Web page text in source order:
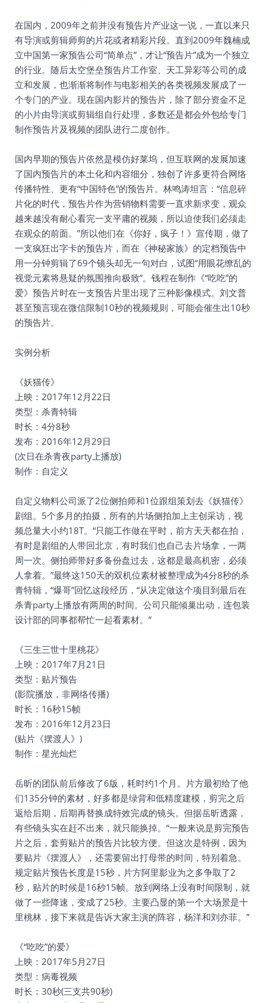
在国内，2009年之前并没有预告片产业这一说，一直以来只
有导演或剪辑师剪的片花或者精彩片段。直到2009年魏楠成
立中国第一家预告公司“简单点”，才让“预告片”成为一个独立
的行业。随后太空堡垒预告片工作室、天工异彩等公司的成
立和发展，也渐渐将制作与电影相关的各类视频发展成了一
个专门的产业。现在国内影片的预告片，除了部分资金不足
的小片由导演或剪辑组自行处理，多数还是都会外包给专门
制作预告片及视频的团队进行二度创作。
国内早期的预告片依然是模仿好莱坞，但互联网的发展加速
了国内预告片的本土化和内容细分，独创了许多更符合网络
传播特性、更有“中国特色”的预告片。林鸣涛坦言：“信息碎
片化的时代，预告片作为营销物料需要一直求新求变，观众
越来越没有耐心看完一支平庸的视频，所以迫使我们必须走
在观众的前面。”所以他们在《你好，疯子！》宣传期，做了
一支疯狂出字卡的预告片，而在《神秘家族》的定档预告中
用一分钟剪辑了69个镜头却无一句对白，试图“用眼花缭乱的
视觉元素将悬疑的氛围推向极致”。钱程在制作《“吃吃”的
爱》预告片时在一支预告片里出现了三种影像模式。刘文普
甚至预言现在微信限制10秒的视频规则，可能会催生出10秒
的预告片。
实例分析
《妖猫传》
上映：2017年12月22日
类型：杀青特辑
时长：4分8秒
发布：2016年12月29日
(次日在杀青夜party上播放)
制作：自定义
自定义物料公司派了2位侧拍师和1位跟组策划去《妖猫传》
剧组。5个多月的拍摄，所有的片场侧拍加上主创采访，视
频总量大小约18T。“只能工作做在平时，前方天天都在拍，
有时是剧组的人带回北京，有时我们也自己去片场拿，一两
周一次。侧拍师带好多备份盘过去，这都是最高机密，必须
人拿着。”最终这150天的双机位素材被整理成为4分8秒的杀
青特辑，“爆哥”回忆这段经历，“从决定做这个项目到最后在
杀青party上播放有两周的时间。公司只能倾巢出动，连包装
设计部的同事都帮忙一起看素材。”
《三生三世十里桃花》
上映：2017年7月21日
类型：贴片预告
(影院播放，非网络传播)
时长：16秒15帧
发布：2016年12月23日
(贴片《摆渡人》)
制作：星光灿烂
岳昕的团队前后修改了6版，耗时约1个月。片方最初给了他
们135分钟的素材，好多都是绿背和低精度建模，剪完之后
返给后期，后期再替换成特效完成的镜头。但据岳昕透露，
有些镜头实在赶不出来，就只能换掉。“一般来说是剪完预告
片之后，套剪贴片的预告片比较方便。但这次是特例，因为
要贴片《摆渡人》，还需要留出打母带的时间，特别着急。
规定贴片预告长度是15秒，片方阿里影业为之多争取了2
秒，贴片的时候是16秒15帧。放到网络上没有时间限制，就
做了一些降速，变成了25秒。主要凸显的第一个大场景是十
里桃林，接下来就是告诉大家主演的阵容，杨洋和刘亦菲。”
《“吃吃”的爱》
上映：2017年5月27日
类型：病毒视频
时长：30秒(三支共90秒)